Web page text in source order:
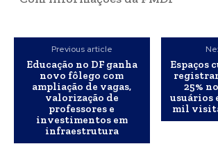
Previous article
Educação no DF ganha
novo fôlego com
ampliação de vagas,
valorização de
professores e
investimentos em
infraestrutura
Espaços
25%
usuários
mil